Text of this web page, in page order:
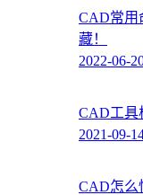
CAD常用
藏！
2022-06-
CAD工具
2021-09-
CAD怎么